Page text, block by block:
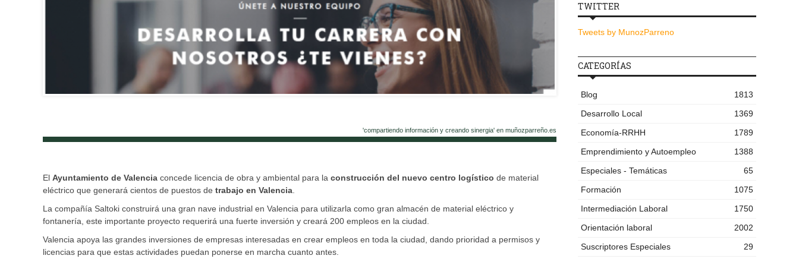
'compartiendo información y creando sinergia' en muñozparreño.es
El Ayuntamiento de Valencia concede licencia de obra y ambiental para la construcción del nuevo centro logístico de material
eléctrico que generará cientos de puestos de trabajo en Valencia.
La compañía Saltoki construirá una gran nave industrial en Valencia para utilizarla como gran almacén de material eléctrico y
fontanería, este importante proyecto requerirá una fuerte inversión y creará 200 empleos en la ciudad.
Valencia apoya las grandes inversiones de empresas interesadas en crear empleos en toda la ciudad, dando prioridad a permisos y
licencias para que estas actividades puedan ponerse en marcha cuanto antes.
TWITTER
Tweets by MunozParreno
CATEGORÍAS
Blog
1813
Desarrollo Local
1369
Economía-RRHH
1789
Emprendimiento y Autoempleo
1388
Especiales - Temáticas
65
Formación
1075
Intermediación Laboral
1750
Orientación laboral
2002
Suscriptores Especiales
29